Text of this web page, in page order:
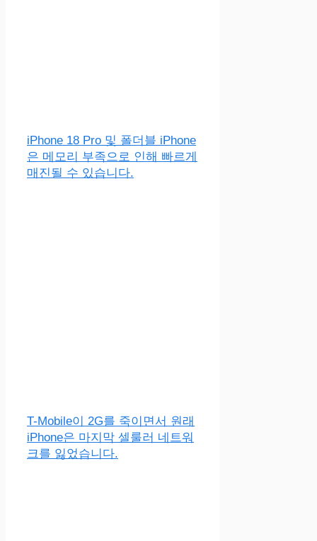
iPhone 18 Pro 및 폴더블 iPhone
은 메모리 부족으로 인해 빠르게
매진될 수 있습니다.
T-Mobile이 2G를 죽이면서 원래
iPhone은 마지막 셀룰러 네트워
크를 잃었습니다.